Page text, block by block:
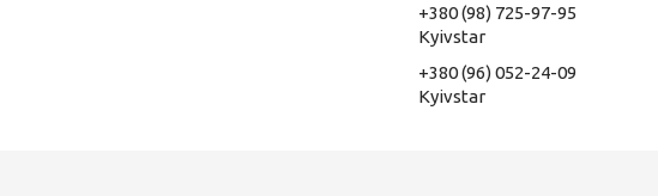
+380 (98) 725-97-95
Kyivstar
+380 (96) 052-24-09
Kyivstar